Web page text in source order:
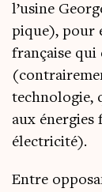
l’usine
pique), pour
fran­çaise qui
tech­no­lo­gie,
aux
électricité).
Entre